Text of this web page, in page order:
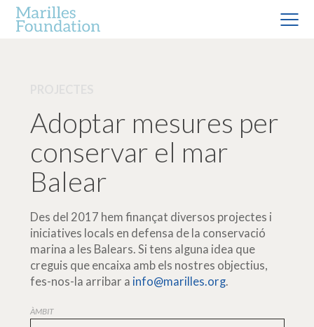
Adoptar mesures per
conservar el mar
Balear
Des del 2017 hem finançat diversos projectes i
iniciatives locals en defensa de la conservació
marina a les Balears. Si tens alguna idea que
creguis que encaixa amb els nostres objectius,
fes-nos-la arribar a info@marilles.org.
ÀMBIT